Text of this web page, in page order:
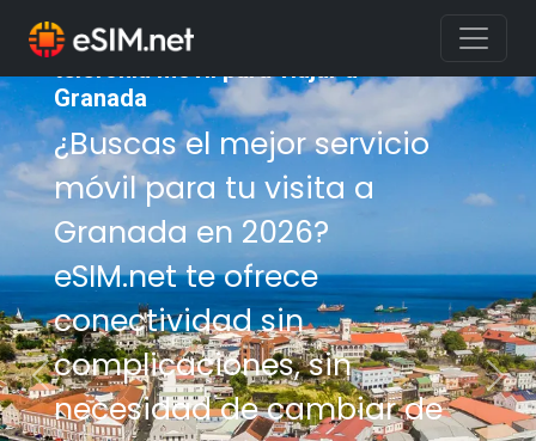
Compra el mejor servicio de
Granada
¿Buscas el mejor servicio
móvil para tu visita a
Granada en 2026?
eSIM.net te ofrece
conectividad sin
complicaciones, sin
necesidad de cambiar de
Previous Next